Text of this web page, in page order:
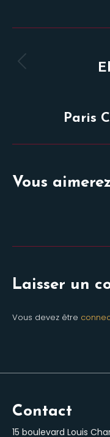
de
Paris
Vous
Laisser un
Vous devez être
Contact
15 boulevard Louis